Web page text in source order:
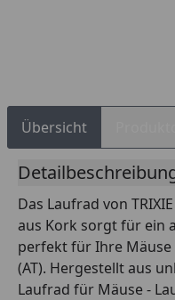
Übersicht
Das Laufrad von
aus Kork sorgt für ein
perfekt für Ihre Mäuse
(AT). Hergestellt aus
Laufrad für Mäuse -